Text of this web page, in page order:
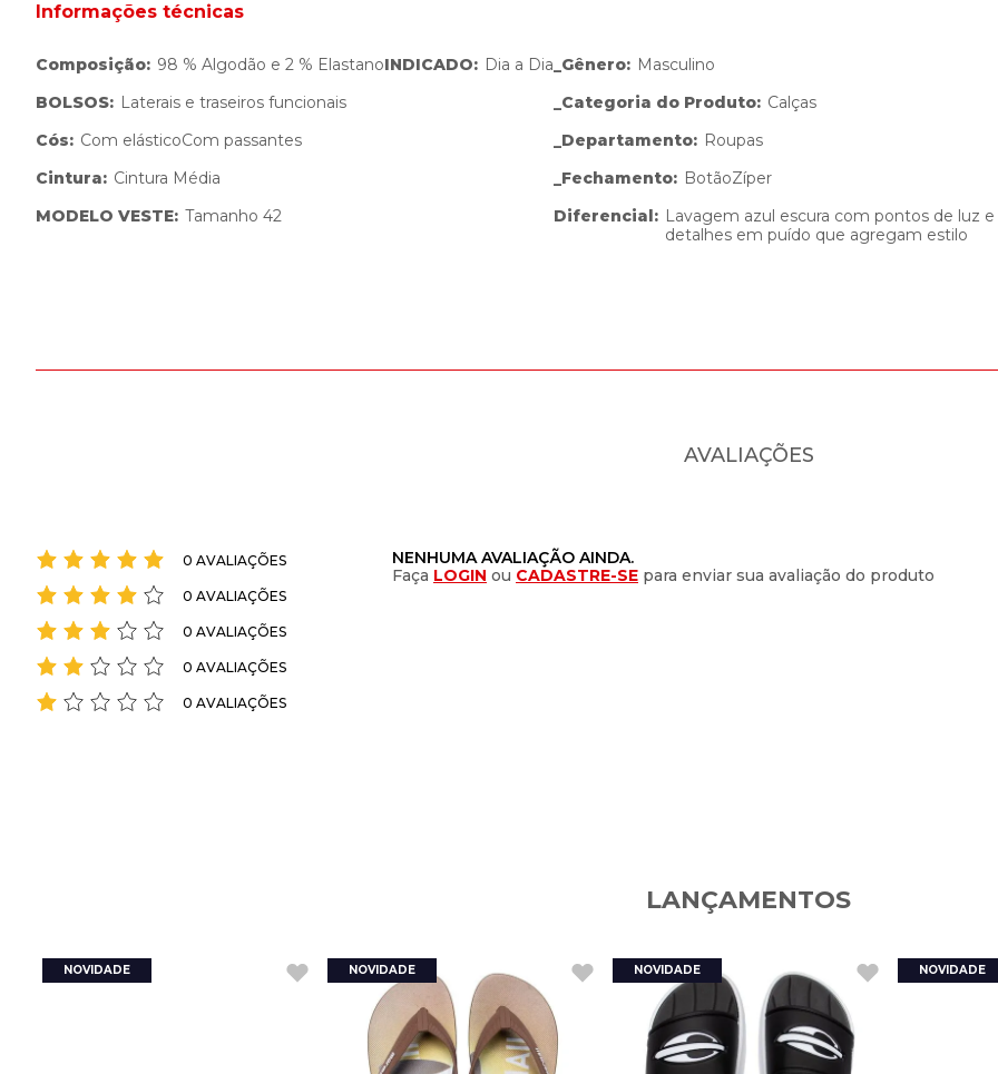
Informações técnicas
Composição: 98 % Algodão e 2 % Elastano
BOLSOS: Laterais e traseiros funcionais
Cós: Com elásticoCom passantes
Cintura: Cintura Média
MODELO VESTE: Tamanho 42
INDICADO: Dia a Dia _Gênero: Masculino
_Categoria do Produto: Calças
_Departamento: Roupas
_Fechamento: BotãoZíper
Diferencial: Lavagem azul escura com pontos de luz e
detalhes em puído que agregam estilo
AVALIAÇÕES
0 AVALIAÇÕES
0 AVALIAÇÕES
0 AVALIAÇÕES
0 AVALIAÇÕES
0 AVALIAÇÕES
NENHUMA AVALIAÇÃO AINDA.
Faça LOGIN ou CADASTRE-SE para enviar sua avaliação do produto
LANÇAMENTOS